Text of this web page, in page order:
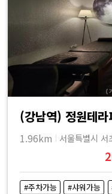
(강남역) 정원테라
1.96km 서울특별시 서
#주차가능 #샤워가능